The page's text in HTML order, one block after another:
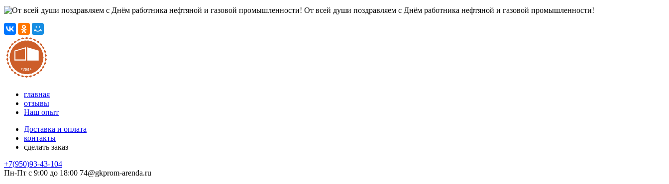
главная
отзывы
Наш опыт
Доставка и оплата
контакты
сделать заказ
+7(950)93-43-104
Пн-Пт с 9:00 до 18:00 74@gkprom-arenda.ru